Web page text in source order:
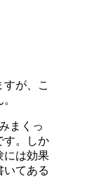
が、こ
まくっ
す。しか
には効果
いてある